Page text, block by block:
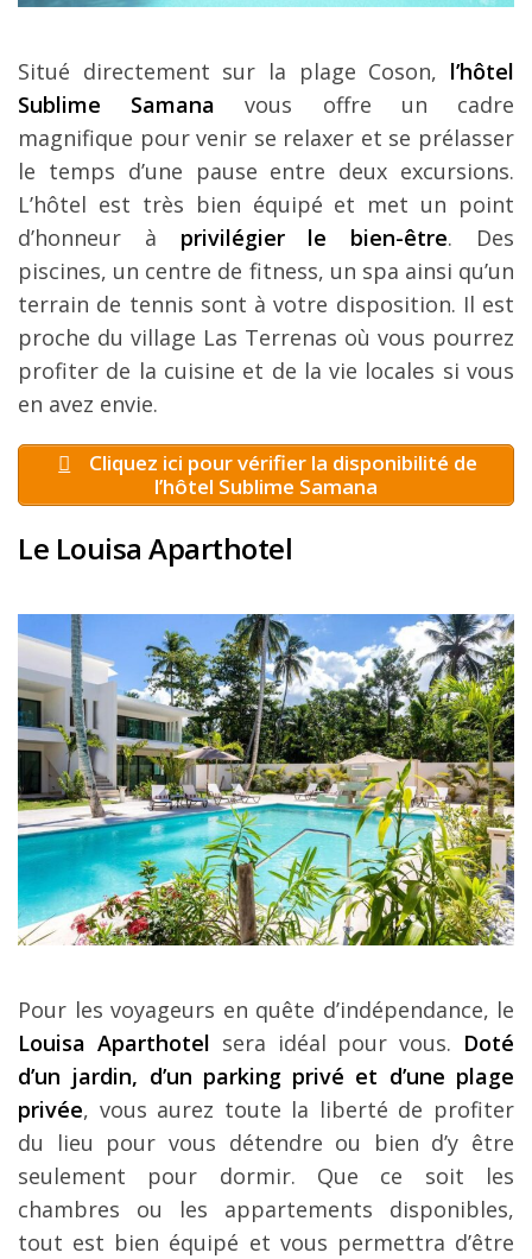
Situé directement sur la plage Coson, l’hôtel
Sublime Samana vous offre un cadre
magnifique pour venir se relaxer et se prélasser
le temps d’une pause entre deux excursions.
L’hôtel est très bien équipé et met un point
d’honneur à privilégier le bien-être. Des
piscines, un centre de fitness, un spa ainsi qu’un
terrain de tennis sont à votre disposition. Il est
proche du village Las Terrenas où vous pourrez
profiter de la cuisine et de la vie locales si vous
en avez envie.
Cliquez ici pour vérifier la disponibilité de
l’hôtel Sublime Samana
Le Louisa Aparthotel
Pour les voyageurs en quête d’indépendance, le
Louisa Aparthotel sera idéal pour vous. Doté
d’un jardin, d’un parking privé et d’une plage
privée, vous aurez toute la liberté de profiter
du lieu pour vous détendre ou bien d’y être
seulement pour dormir. Que ce soit les
chambres ou les appartements disponibles,
tout est bien équipé et vous permettra d’être